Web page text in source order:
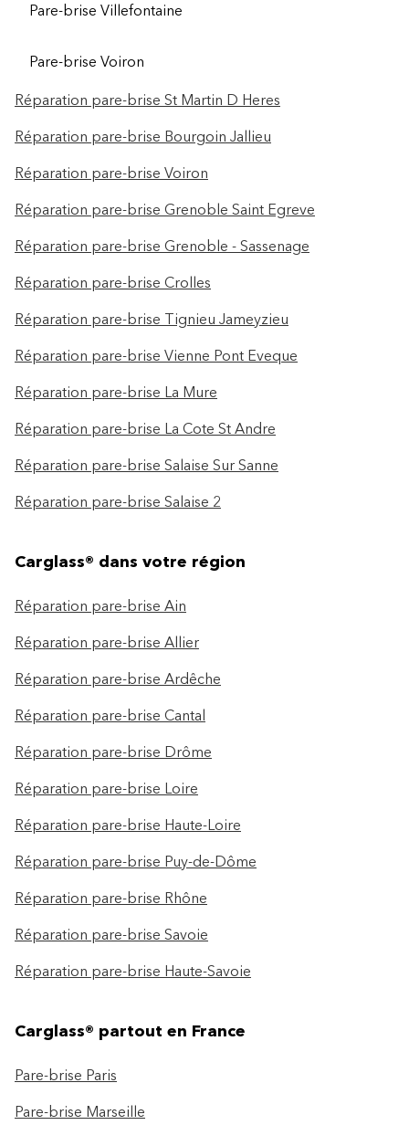
Pare-brise Villefontaine
Pare-brise Voiron
Les centres Carglass® à proximité
Réparation pare-brise St Martin D Heres
Réparation pare-brise Bourgoin Jallieu
Réparation pare-brise Voiron
Réparation pare-brise Grenoble Saint Egreve
Réparation pare-brise Grenoble - Sassenage
Réparation pare-brise Crolles
Réparation pare-brise Tignieu Jameyzieu
Réparation pare-brise Vienne Pont Eveque
Réparation pare-brise La Mure
Réparation pare-brise La Cote St Andre
Réparation pare-brise Salaise Sur Sanne
Réparation pare-brise Salaise 2
Carglass® dans votre région
Réparation pare-brise Ain
Réparation pare-brise Allier
Réparation pare-brise Ardêche
Réparation pare-brise Cantal
Réparation pare-brise Drôme
Réparation pare-brise Loire
Réparation pare-brise Haute-Loire
Réparation pare-brise Puy-de-Dôme
Réparation pare-brise Rhône
Réparation pare-brise Savoie
Réparation pare-brise Haute-Savoie
Carglass® partout en France
Pare-brise Paris
Pare-brise Marseille